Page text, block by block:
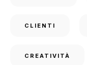
CLIENTI
CREATIVITÀ